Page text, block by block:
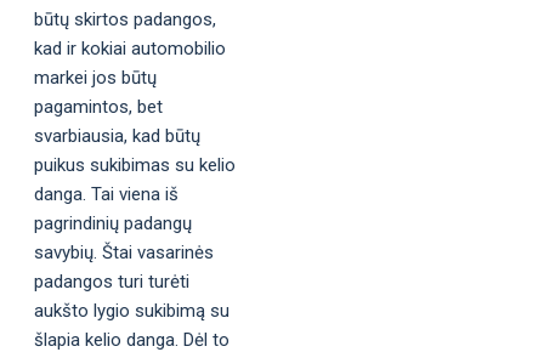
būtų skirtos padangos,
kad ir kokiai automobilio
markei jos būtų
pagamintos, bet
svarbiausia, kad būtų
puikus sukibimas su kelio
danga. Tai viena iš
pagrindinių padangų
savybių. Štai vasarinės
padangos turi turėti
aukšto lygio sukibimą su
šlapia kelio danga. Dėl to